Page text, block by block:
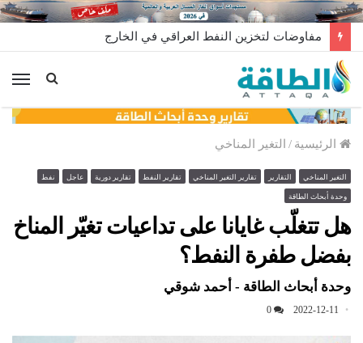
الرئيسية / التغير المناخي
التغير المناخي التقارير تقارير التغير المناخي تقارير النفط تقارير دورية عاجل نفط
وحدة أبحاث الطاقة
هل تتغلّب غايانا على تداعيات تغيّر المناخ
بفضل طفرة النفط؟
وحدة أبحاث الطاقة - أحمد شوقي
2022-12-11
0